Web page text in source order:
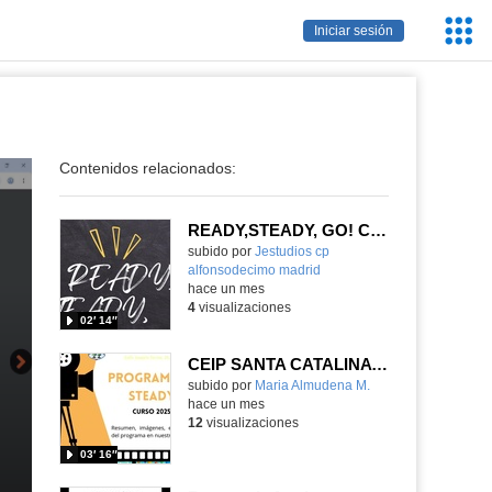
Iniciar sesión
Contenidos relacionados:
READY,STEADY, GO! CEIP ALFONSO X EL SABIO
Contenido educativo.
subido por Jestudios cp
alfonsodecimo madrid
02′ 14″
hace un mes
4visualizaciones
CEIP SANTA CATALINA PROGRAMA READY, STEADY, GO! 2025-26
Contenido educativo.
subido por Maria Almudena M.
03′ 16″
hace un mes
12 visualizaciones